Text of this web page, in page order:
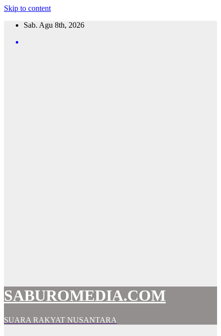
Skip to content
Sab. Agu 8th, 2026
SABUROMEDIA.COM
SUARA RAKYAT NUSANTARA